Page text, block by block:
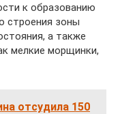
к образованию
строения зоны
а также
мелкие морщинки,
отсудила 150